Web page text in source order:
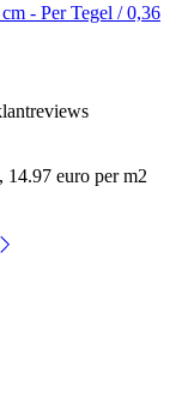
- Per Tegel / 0,36
euro per m2